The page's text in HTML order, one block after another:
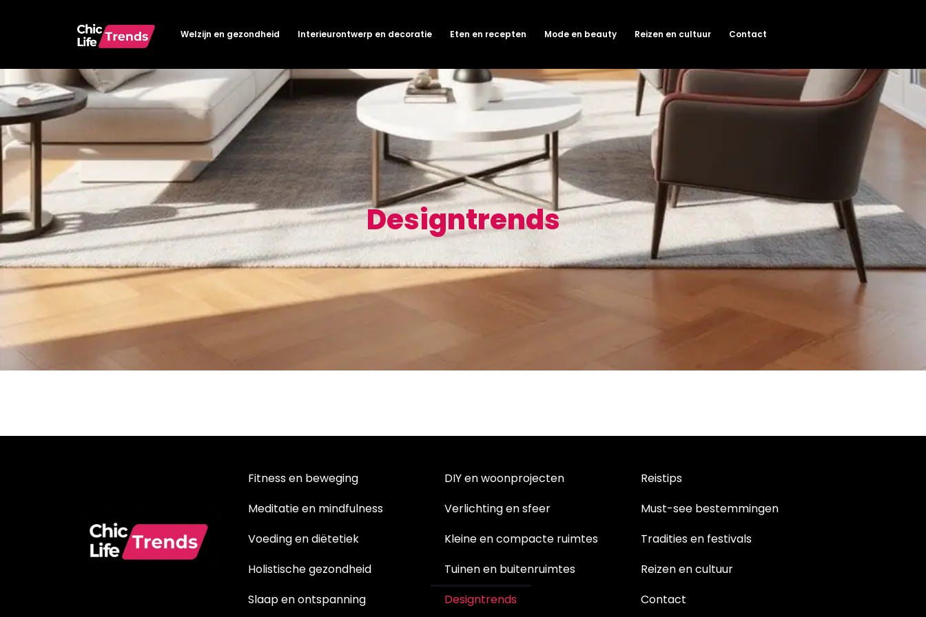
Welzijn en gezondheid Interieurontwerp en decoratie Eten en recepten Mode en beauty Reizen en cultuur Contact
Designtrends
Fitness en beweging
Meditatie en mindfulness
Voeding en diëtetiek
Holistische gezondheid
Slaap en ontspanning
DIY en woonprojecten
Verlichting en sfeer
Kleine en compacte ruimtes
Tuinen en buitenruimtes
Designtrends
Reistips
Must-see bestemmingen
Tradities en festivals
Reizen en cultuur
Contact